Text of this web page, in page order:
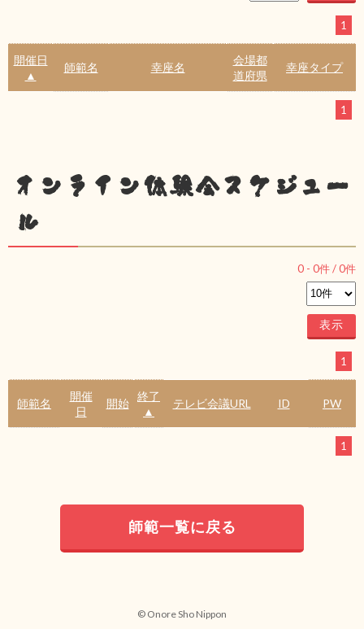
1
開催日
▲
師範名 幸座名
会場都
道府県
幸座タイプ
1
オンライン体験会スケジュー
ル
0 - 0件 /0件
1
師範名
開催
日
開始
終了
▲
テレビ会議URL ID PW
1
師範一覧に戻る
© Onore Sho Nippon